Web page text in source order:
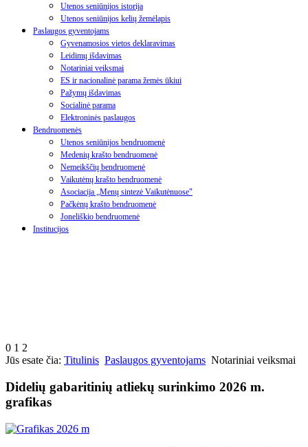
Utenos seniūnijos istorija
Utenos seniūnijos kelių žemėlapis
Paslaugos gyventojams
Gyvenamosios vietos deklaravimas
Leidimų išdavimas
Notariniai veiksmai
ES ir nacionalinė parama žemės ūkiui
Pažymų išdavimas
Socialinė parama
Elektroninės paslaugos
Bendruomenės
Utenos seniūnijos bendruomenė
Medenių krašto bendruomenė
Nemeikščių bendruomenė
Vaikutėnų krašto bendruomenė
Asociacija „Menų sintezė Vaikutėnuose"
Pačkėnų krašto bendruomenė
Joneliškio bendruomenė
Institucijos
0 1 2
Jūs esate čia: Titulinis Paslaugos gyventojams Notariniai veiksmai
Didelių gabaritinių atliekų surinkimo 2026 m.
grafikas